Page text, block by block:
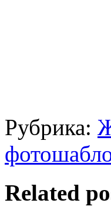
Рубрика:
Related